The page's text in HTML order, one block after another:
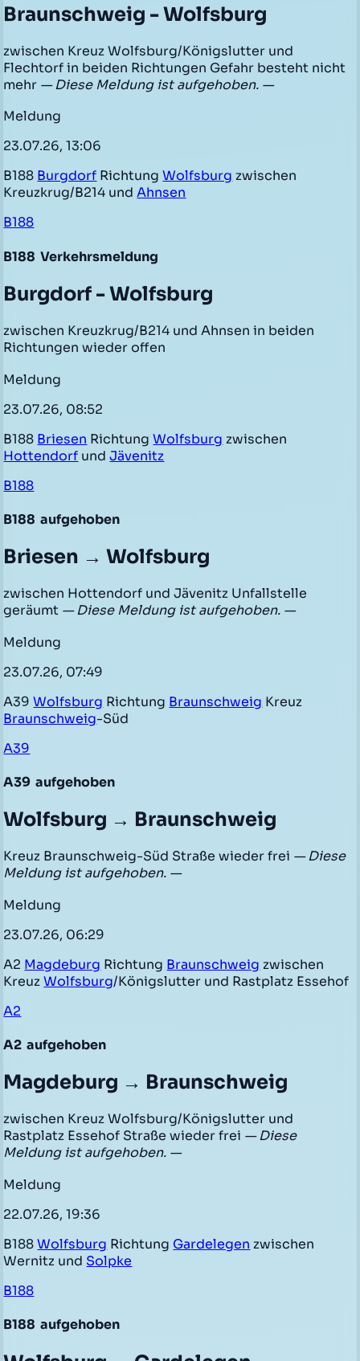
Braunschweig - Wolfsburg
zwischen Kreuz Wolfsburg/Königslutter und
Flechtorf in beiden Richtungen Gefahr besteht nicht
mehr — Diese Meldung ist aufgehoben. —
Meldung
23.07.26, 13:06
B188 Burgdorf RichtungWolfsburg zwischen
Kreuzkrug/B214 undAhnsen
B188
B188 Verkehrsmeldung
Burgdorf - Wolfsburg
zwischen Kreuzkrug/B214 und Ahnsen in beiden
Richtungen wieder offen
Meldung
23.07.26, 08:52
B188 Briesen RichtungWolfsburg zwischen
Hottendorf undJävenitz
B188
B188 aufgehoben
Briesen → Wolfsburg
zwischen Hottendorf und Jävenitz Unfallstelle
geräumt — Diese Meldung ist aufgehoben. —
Meldung
23.07.26, 07:49
A39Wolfsburg Richtung Braunschweig Kreuz
Braunschweig-Süd
A39
A39 aufgehoben
Wolfsburg → Braunschweig
Kreuz Braunschweig-Süd Straße wieder frei — Diese
Meldung ist aufgehoben. —
Meldung
23.07.26, 06:29
A2 Magdeburg Richtung Braunschweig zwischen
KreuzWolfsburg/Königslutter und Rastplatz Essehof
A2
A2 aufgehoben
Magdeburg → Braunschweig
zwischen Kreuz Wolfsburg/Königslutter und
Rastplatz Essehof Straße wieder frei — Diese
Meldung ist aufgehoben. —
Meldung
22.07.26, 19:36
B188Wolfsburg Richtung Gardelegen zwischen
Wernitz und Solpke
B188
B188 aufgehoben